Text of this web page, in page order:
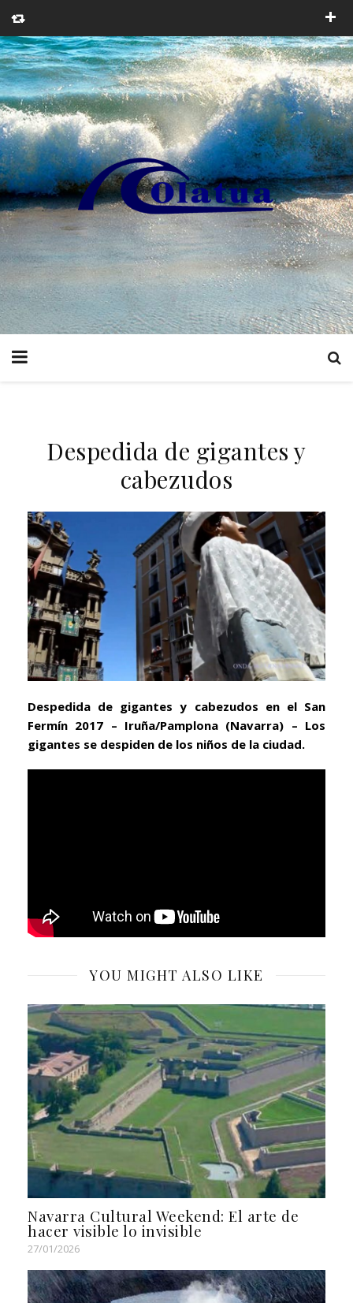
Despedida de gigantes y
cabezudos
Despedida de gigantes y cabezudos en el San
Fermín 2017 – Iruña/Pamplona (Navarra) – Los
gigantes se despiden de los niños de la ciudad.
YOU MIGHT ALSO LIKE
Navarra Cultural Weekend: El arte de
hacer visible lo invisible
27/01/2026